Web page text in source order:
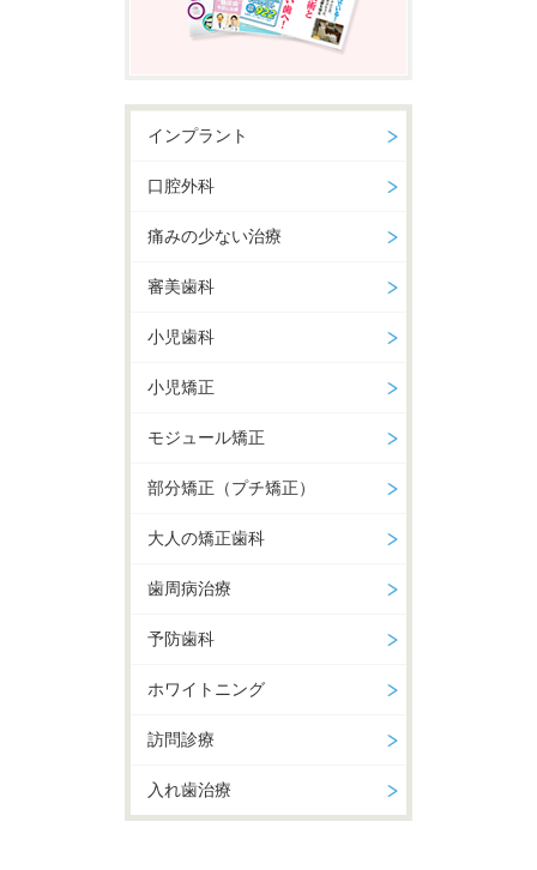
インプラント
口腔外科
痛みの少ない治療
審美歯科
小児歯科
小児矯正
モジュール矯正
部分矯正（プチ矯正）
大人の矯正歯科
歯周病治療
予防歯科
ホワイトニング
訪問診療
入れ歯治療